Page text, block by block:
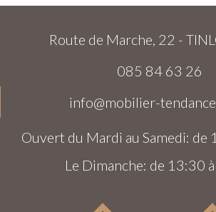
Route de Marche, 22 -
085 84 63 26
info@mobilier-
Ouvert du Mardi au Samedi: de
Le Dimanche: de 13:30